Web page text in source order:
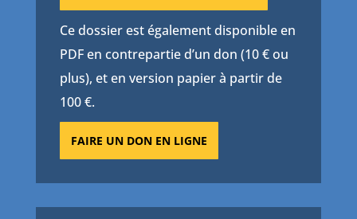
Ce dossier est également disponible en
PDF en contrepartie d’un don (10 € ou
plus), et en version papier à partir de
100 €.
FAIRE UN DON EN LIGNE